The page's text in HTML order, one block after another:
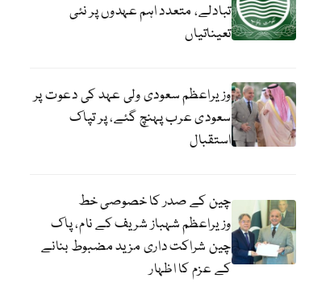
تبادلے، متعدد اہم عہدوں پر نئی
تعیناتیاں
وزیراعظم سعودی ولی عہد کی دعوت پر
سعودی عرب پہنچ گئے، پر تپاک
استقبال
چین کے صدر کا خصوصی خط
وزیراعظم شہباز شریف کے نام، پاک
چین شراکت داری مزید مضبوط بنانے
کے عزم کا اظہار